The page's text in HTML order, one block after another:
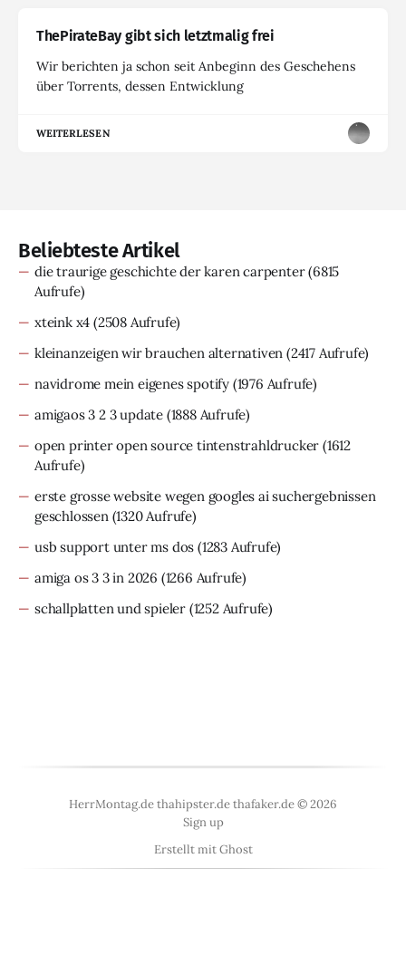
ThePirateBay gibt sich letztmalig frei
Wir berichten ja schon seit Anbeginn des Geschehens
über Torrents, dessen Entwicklung
WEITERLESEN
Beliebteste Artikel
die traurige geschichte der karen carpenter(6815
Aufrufe)
xteink x4 (2508 Aufrufe)
kleinanzeigen wir brauchen alternativen (2417 Aufrufe)
navidrome mein eigenes spotify (1976 Aufrufe)
amigaos 3 2 3 update (1888 Aufrufe)
open printer open source tintenstrahldrucker (1612
Aufrufe)
erste grosse website wegen googles ai suchergebnissen
geschlossen (1320 Aufrufe)
usb support unter ms dos (1283 Aufrufe)
amiga os 3 3 in 2026 (1266 Aufrufe)
schallplatten und spieler (1252 Aufrufe)
HerrMontag.de thahipster.de thafaker.de © 2026
Sign up
Erstellt mitGhost